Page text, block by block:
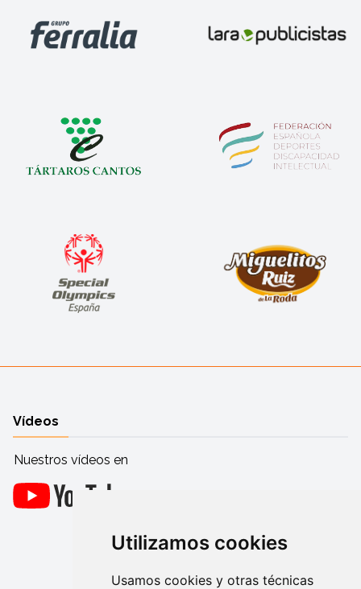
Utilizamos cookies
Usamos cookies y otras técnicas
Vídeos
Nuestros vídeos en